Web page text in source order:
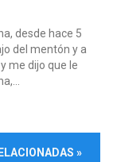
desde hace 5
del mentón y a
me dijo que le
»